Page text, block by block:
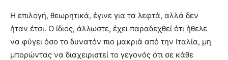
Η επιλογή, θεωρητικά, έγινε για τα λεφτά, αλλά δεν
ήταν έτσι. Ο ίδιος, άλλωστε, έχει παραδεχθεί ότι ήθελε
να φύγει όσο το δυνατόν πιο μακριά από την Ιταλία, μη
μπορώντας να διαχειριστεί το γεγονός ότι σε κάθε